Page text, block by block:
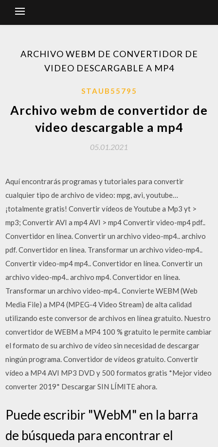
ARCHIVO WEBM DE CONVERTIDOR DE
VIDEO DESCARGABLE A MP4
STAUB55795
Archivo webm de convertidor de
video descargable a mp4
05.01.2021
Aquí encontrarás programas y tutoriales para convertir
cualquier tipo de archivo de video: mpg, avi, youtube…
¡totalmente gratis! Convertir vídeos de Youtube a Mp3 yt >
mp3; Convertir AVI a mp4 AVI > mp4 Convertir video-mp4 pdf..
Convertidor en línea. Convertir un archivo video-mp4.. archivo
pdf. Convertidor en línea. Transformar un archivo video-mp4..
Convertir video-mp4 mp4.. Convertidor en línea. Convertir un
archivo video-mp4.. archivo mp4. Convertidor en línea.
Transformar un archivo video-mp4.. Convierte WEBM (Web
Media File) a MP4 (MPEG-4 Video Stream) de alta calidad
utilizando este conversor de archivos en línea gratuito. Nuestro
convertidor de WEBM a MP4 100 % gratuito le permite cambiar
el formato de su archivo de vídeo sin necesidad de descargar
ningún programa. Convertidor de vídeos gratuito. Convertir
vídeo a MP4 AVI MP3 DVD y 500 formatos gratis *Mejor video
converter 2019* Descargar SIN LÍMITE ahora.
Puede escribir "WebM" en la barra
de búsqueda para encontrar el